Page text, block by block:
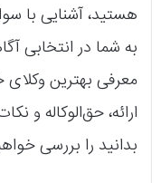
هستید، آشنایی با
به شما در انتخابی
معرفی بهترین وکلای
ارائه، حق‌الوکاله و
بدانید را بررسی